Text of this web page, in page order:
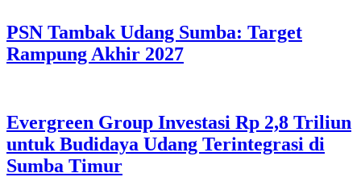
PSN Tambak Udang Sumba: Target
Rampung Akhir 2027
Evergreen Group Investasi Rp 2,8 Triliun
untuk Budidaya Udang Terintegrasi di
Sumba Timur